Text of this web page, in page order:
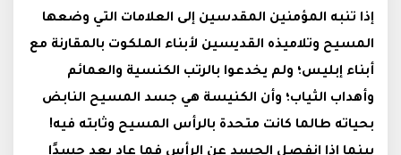
إذا تنبه المؤمنين المقدسين إلى العلامات التي وضعها
المسيح وتلاميذه القديسين لأبناء الملكوت بالمقارنة مع
أبناء إبليس؛ ولم يخدعوا بالرتب الكنسية والعمائم
وأهداب الثياب؛ وأن الكنيسة هي جسد المسيح النابض
بحياته طالما كانت متحدة بالرأس المسيح وثابته فيه!